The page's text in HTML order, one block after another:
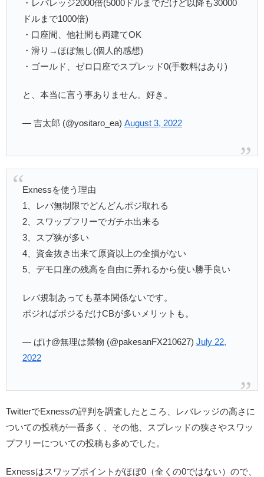
・レバレッジ2000倍(5000ドルまでだけど以降も30000
ドルまで1000倍)
・口座間、他社間も両建てOK
・滑り→ほぼ無し(個人的感想)
・ゴールド、ゼロ口座でスプレッド0(手数料はあり)
と、本当に言う事ありません。好き。
— 吉太郎 (@yositaro_ea) August 3, 2022
Exnessを使う理由
1、レバ無制限でどんどんポジ取れる
2、スワップフリーでガチホ出来る
3、スプ狭が多い
4、資金抜き出来て原資以上の全損がない
5、デモ口座の残高を自由に弄れるから使い勝手良い
レバ規制あっても基本関係ないです。
ポジればポジるだけCBが多いメリットも。
— ぱけ@無理は禁物 (@pakesanFX210627) July 22,
2022
TwitterでExnessの評判を調査したところ、レバレッジの高さに
ついての投稿が一番多く、その他、スプレッドの狭さやスワッ
プフリーについての投稿も多めでした。
Exnessはスワップポイントがほぼ0（全くの0ではない）ので、